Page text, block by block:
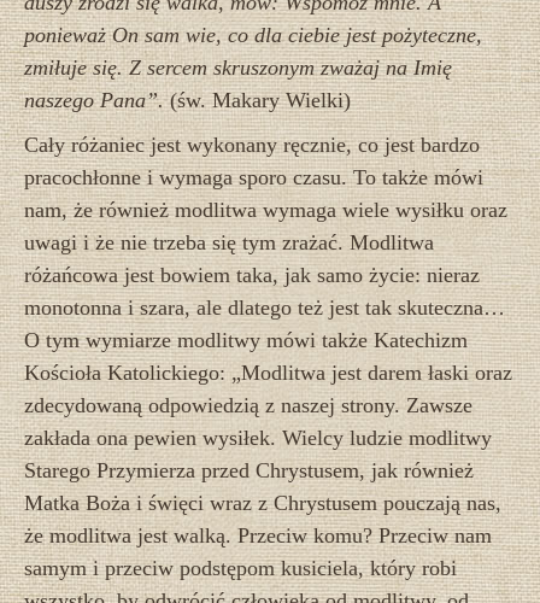
ponieważ On sam wie, co dla ciebie jest pożyteczne,
zmiłuje się. Z sercem skruszonym zważaj na Imię
naszego Pana”.(św. Makary Wielki)
Cały różaniec jest wykonany ręcznie, co jest bardzo
pracochłonne i wymaga sporo czasu. To także mówi
nam, że również modlitwa wymaga wiele wysiłku oraz
uwagi i że nie trzeba się tym zrażać. Modlitwa
różańcowa jest bowiem taka, jak samo życie: nieraz
monotonna i szara, ale dlatego też jest tak skuteczna…
O tym wymiarze modlitwy mówi także Katechizm
Kościoła Katolickiego: „Modlitwa jest darem łaski oraz
zdecydowaną odpowiedzią z naszej strony. Zawsze
zakłada ona pewien wysiłek. Wielcy ludzie modlitwy
Starego Przymierza przed Chrystusem, jak również
Matka Boża i święci wraz z Chrystusem pouczają nas,
że modlitwa jest walką. Przeciw komu? Przeciw nam
samym i przeciw podstępom kusiciela, który robi